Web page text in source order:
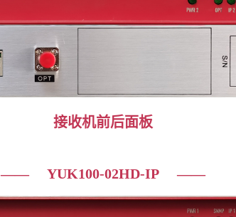
接收机前后面板
—— YUK100-02HD-IP ——